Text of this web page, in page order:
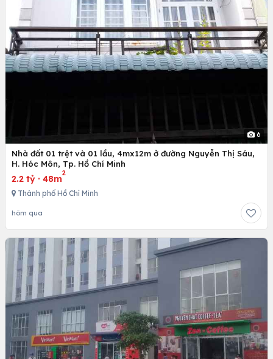
6
Nhà đất 01 trệt và 01 lầu, 4mx12m ở đường Nguyễn Thị Sáu,
H. Hóc Môn, Tp. Hồ Chí Minh
2.2 tỷ · 48m
2
Thành phố Hồ Chí Minh
hôm qua